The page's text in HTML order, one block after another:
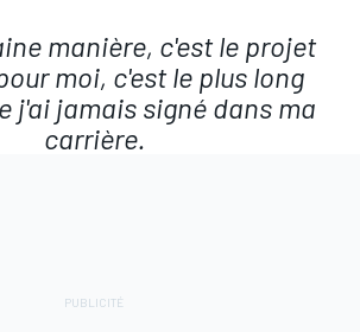
manière, c'est le projet
moi, c'est le plus long
j'ai jamais signé dans ma
carrière.